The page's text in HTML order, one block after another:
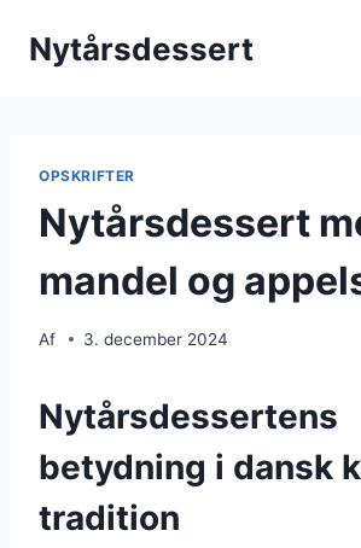
Nytårsdessert
OPSKRIFTER
Nytårsdessert
mandel og
Af 3. december 2024
Nytårsdessertens
betydning i dansk
tradition